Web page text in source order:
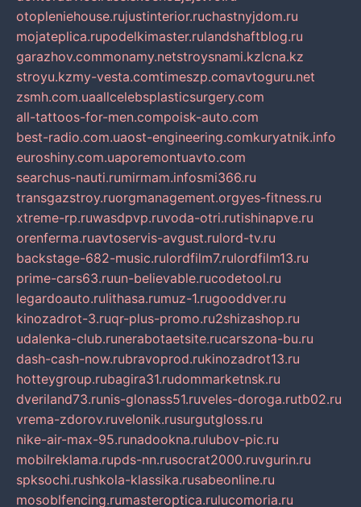
otopleniehouse.rujustinterior.ruchastnyjdom.ru
mojateplica.rupodelkimaster.rulandshaftblog.ru
garazhov.commonamy.netstroysnami.kzlcna.kz
stroyu.kzmy-vesta.comtimeszp.comavtoguru.net
zsmh.com.uaallcelebsplasticsurgery.com
all-tattoos-for-men.compoisk-auto.com
best-radio.com.uaost-engineering.comkuryatnik.info
euroshiny.com.uaporemontuavto.com
searchus-nauti.rumirmam.infosmi366.ru
transgazstroy.ruorgmanagement.orgyes-fitness.ru
xtreme-rp.ruwasdpvp.ruvoda-otri.rutishinapve.ru
orenferma.ruavtoservis-avgust.rulord-tv.ru
backstage-682-music.rulordfilm7.rulordfilm13.ru
prime-cars63.ruun-believable.rucodetool.ru
legardoauto.rulithasa.rumuz-1.rugooddver.ru
kinozadrot-3.ruqr-plus-promo.ru2shizashop.ru
udalenka-club.runerabotaetsite.rucarszona-bu.ru
dash-cash-now.rubravoprod.rukinozadrot13.ru
hotteygroup.rubagira31.rudommarketnsk.ru
dveriland73.runis-glonass51.ruveles-doroga.rutb02.ru
vrema-zdorov.ruvelonik.rusurgutgloss.ru
nike-air-max-95.runadookna.rulubov-pic.ru
mobilreklama.rupds-nn.rusocrat2000.ruvgurin.ru
spksochi.rushkola-klassika.rusabeonline.ru
mosoblfencing.rumasteroptica.rulucomoria.ru